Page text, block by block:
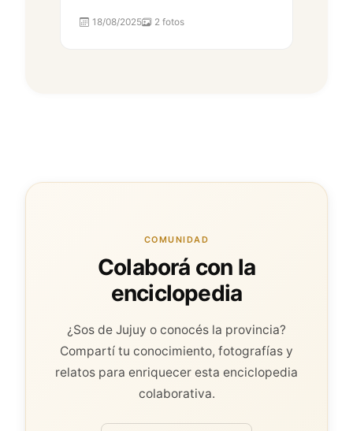
18/08/2025 2 fotos
COMUNIDAD
Colaborá con la
enciclopedia
¿Sos de Jujuy o conocés la provincia?
Compartí tu conocimiento, fotografías y
relatos para enriquecer esta enciclopedia
colaborativa.